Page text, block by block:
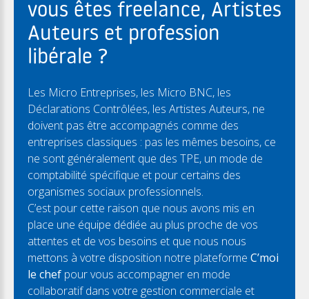
vous êtes freelance, Artistes
Auteurs et profession
libérale ?
Les Micro Entreprises, les Micro BNC, les
Déclarations Contrôlées, les Artistes Auteurs, ne
doivent pas être accompagnés comme des
entreprises classiques : pas les mêmes besoins, ce
ne sont généralement que des TPE, un mode de
comptabilité spécifique et pour certains des
organismes sociaux professionnels.
C’est pour cette raison que nous avons mis en
place une équipe dédiée au plus proche de vos
attentes et de vos besoins et que nous nous
mettons à votre disposition notre plateforme C’moi
le chef pour vous accompagner en mode
collaboratif dans votre gestion commerciale et